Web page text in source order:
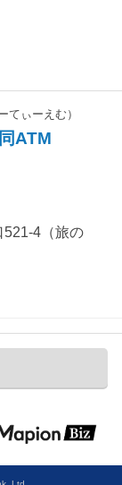
てぃーえむ）
ATM
4（旅の